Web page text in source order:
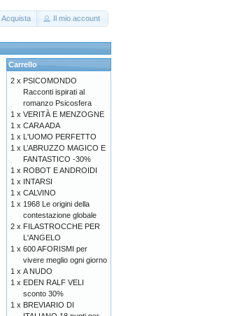
Acquista Il mio account
Carrello
2 x PSICOMONDO
Racconti ispirati al
romanzo Psicosfera
1 x VERITÀ E MENZOGNE
1 x CARA ADA
1 x L'UOMO PERFETTO
1 x L’ABRUZZO MAGICO E
FANTASTICO -30%
1 x ROBOT E ANDROIDI
1 x INTARSI
1 x CALVINO
1 x 1968 Le origini della
contestazione globale
2 x FILASTROCCHE PER
L'ANGELO
1 x 600 AFORISMI per
vivere meglio ogni giorno
1 x A NUDO
1 x EDEN RALF VELI
sconto 30%
1 x BREVIARIO DI